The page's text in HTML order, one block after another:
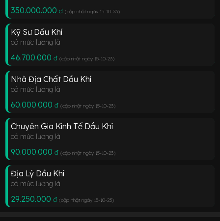
350.000.000 đ (cập nhật ngày 15-10-23)
Kỹ Sư Dầu Khí
có mức lương là
46.700.000 đ (cập nhật ngày 15-10-23)
Nhà Địa Chất Dầu Khí
có mức lương là
60.000.000 đ (cập nhật ngày 15-10-23)
Chuyên Gia Kinh Tế Dầu Khí
có mức lương là
90.000.000 đ (cập nhật ngày 15-10-23)
Địa Lý Dầu Khí
có mức lương là
29.250.000 đ (cập nhật ngày 15-10-23)